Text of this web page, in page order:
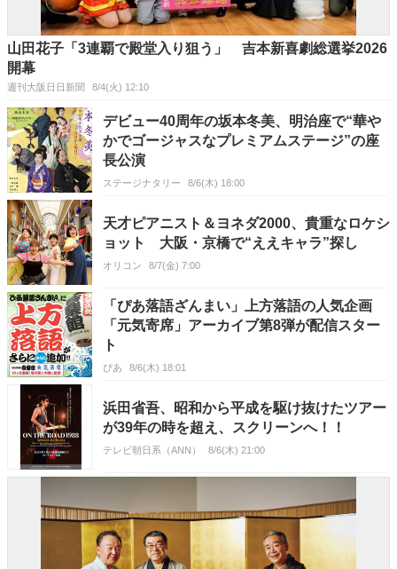
山田花子「3連覇で殿堂入り狙う」 吉本新喜劇総選挙2026
開幕
週刊大阪日日新聞 8/4(火) 12:10
デビュー40周年の坂本冬美、明治座で“華や
かでゴージャスなプレミアムステージ”の座
長公演
ステージナタリー 8/6(木) 18:00
天才ピアニスト＆ヨネダ2000、貴重なロケシ
ョット 大阪・京橋で“ええキャラ”探し
オリコン 8/7(金) 7:00
「ぴあ落語ざんまい」上方落語の人気企画
「元気寄席」アーカイブ第8弾が配信スター
ト
ぴあ 8/6(木) 18:01
浜田省吾、昭和から平成を駆け抜けたツアー
が39年の時を超え、スクリーンへ！！
テレビ朝日系（ANN） 8/6(木) 21:00